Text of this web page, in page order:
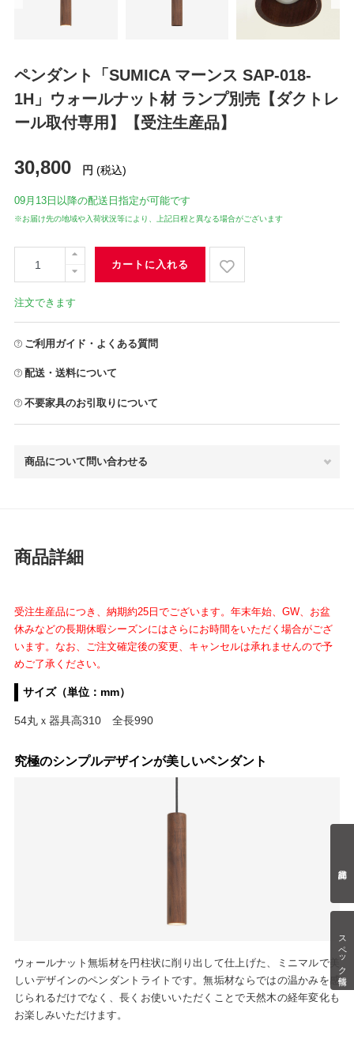
スペック情報
ペンダント「SUMICA マーンス SAP-018-
1H」ウォールナット材 ランプ別売【ダクトレ
ール取付専用】【受注生産品】
30,800 円 (税込)
09月13日 以降の配送日指定が可能です
※お届け先の地域や入荷状況等により、上記日程と異なる場合がございます
カートに入れる
注文できます
ご利用ガイド・よくある質問
配送・送料について
不要家具のお引取りについて
商品について問い合わせる
商品詳細
受注生産品につき、納期約25日でございます。年末年始、GW、お盆
休みなどの長期休暇シーズンにはさらにお時間をいただく場合がござ
います。なお、ご注文確定後の変更、キャンセルは承れませんので予
めご了承ください。
サイズ（単位：mm）
54丸ｘ器具高310 全長990
究極のシンプルデザインが美しいペンダント
ウォールナット無垢材を円柱状に削り出して仕上げた、ミニマルで美
しいデザインのペンダントライトです。無垢材ならではの温かみを感
じられるだけでなく、長くお使いいただくことで天然木の経年変化も
お楽しみいただけます。